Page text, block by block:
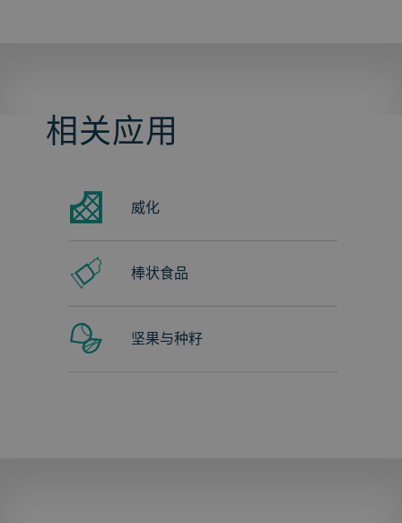
相关应用
威化
棒状食品
坚果与种籽